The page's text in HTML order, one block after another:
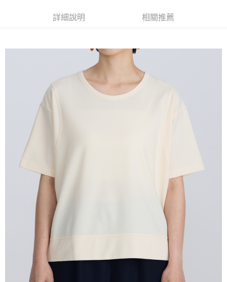
【關於「AFTEE先享後付」】
AFTEE先享後付是「在收到商品之後才付款」的支付方式。 讓您購物簡單
２．便利：只要手機號碼，簡訊認證，即可結帳。
３．安心：先確認商品／服務後，再付款。
【「AFTEE先享後付」結帳流程】
１．於結帳方式選擇「AFTEE先享後付」後，將跳轉至「AFTEE先享後付」
結帳頁面，進行簡訊認證並確認金額後，即可完成結帳。
２．訂單成立數日內，您將收到繳費通知簡訊。
３．收到繳費通知簡訊後14天內，點擊此簡訊中的連結，可透過四大超商／
ATM／網路銀行／等多元方式進行付款，方視為交易完成。
※ 請注意：結帳手續完成當下不需立刻繳費，但若您需要取消訂單，請聯絡
購買商品的店家。未經商家同意取消之訂單仍視為有效，需透過AFTEE先享
後付繳納相關費用。
※ 交易是否成功請以「AFTEE先享後付 」之結帳頁面顯示為準，若有關於
是否繳費成功／繳費後需取消欲退款等相關疑問，請聯繫「AFTEE先享後付
客戶支援中心」 https://netprotections.freshdesk.com/support/home
【注意事項】
１．透過由恩沛科技股份有限公司提供之「AFTEE先享後付」服務完成之交
易，需依本服務之必要範圍內提供個人資料，並將交易相關給付款項請求債
權轉讓予恩沛科技股份有限公司。
２．關於個人資料處理事宜，請瀏覽以下網址：
https://aftee.tw/terms/#terms3
３．未成年的使用者請事先徵得法定代理人或監護人之同意方可使用
「AFTEE先享後付」，若未經同意申辦者引起之損失，本公司不負相關責
４．使用「AFTEE先享後付」時，將依據個別帳號之用戶狀況，依本公司即
每筆NT$80，滿NT$2,000(含以上)免運費
付款後全家取貨
每筆NT$80，滿NT$2,000(含以上)免運費
7-11付款取貨
每筆NT$80，滿NT$2,000(含以上)免運費
付款後7-11取貨
每筆NT$80，滿NT$2,000(含以上)免運費
每筆NT$80，滿NT$2,000(含以上)免運費
每筆NT$150，滿NT$2,000(含以上)免運費
順豐港澳宅配/宇迅國際物流
詳細說明 相關推薦